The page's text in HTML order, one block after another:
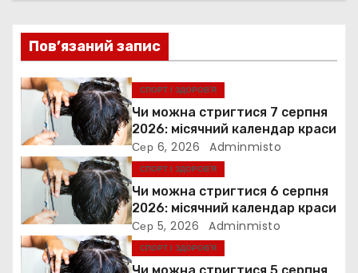
ц
і
я
а
и
с
Пов’язаний запис
СПОРТ І ЗДОРОВ’Я
Чи можна стригтися 7 серпня
2026: місячний календар краси
Сер 6, 2026 Adminmisto
СПОРТ І ЗДОРОВ’Я
Чи можна стригтися 6 серпня
2026: місячний календар краси
Сер 5, 2026 Adminmisto
СПОРТ І ЗДОРОВ’Я